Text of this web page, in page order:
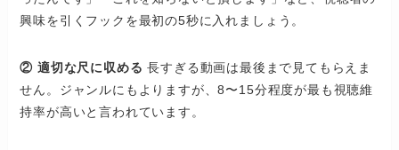
興味を引くフックを最初の5秒に入れましょう。
② 適切な尺に収める 長すぎる動画は最後まで見てもらえま
せん。ジャンルにもよりますが、8〜15分程度が最も視聴維
持率が高いと言われています。